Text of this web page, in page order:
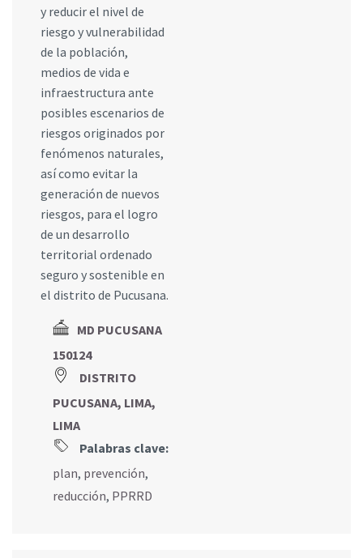
y reducir el nivel de
riesgo y vulnerabilidad
de la población,
medios de vida e
infraestructura ante
posibles escenarios de
riesgos originados por
fenómenos naturales,
así como evitar la
generación de nuevos
riesgos, para el logro
de un desarrollo
territorial ordenado
seguro y sostenible en
el distrito de Pucusana.
MD PUCUSANA
150124
DISTRITO
PUCUSANA, LIMA,
LIMA
Palabras clave:
plan, prevención,
reducción, PPRRD